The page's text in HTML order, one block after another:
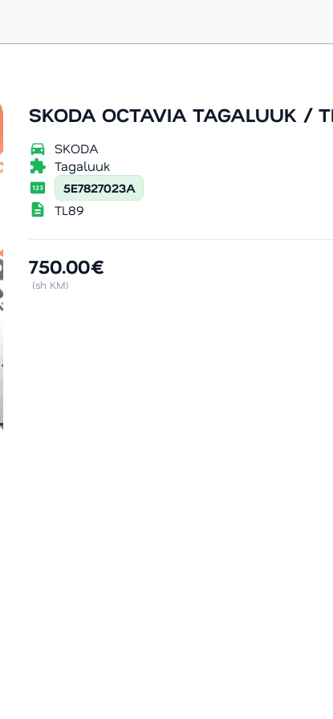
SKODA OCTAVIA TAGALUUK /
directions_car SKODA
extension Tagaluuk
pin 5E7827023A
description TL89
750.00€
(sh KM)